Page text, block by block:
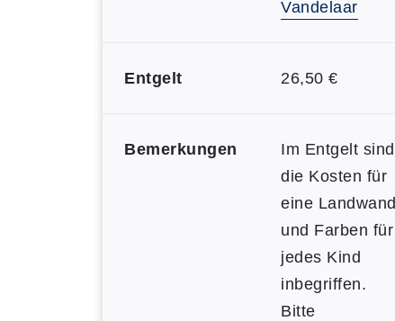
Vandelaar
Entgelt 26,50 €
Bemerkungen
Im Entgelt sind
die Kosten für
eine Landwand
und Farben für
jedes Kind
inbegriffen.
Bitte